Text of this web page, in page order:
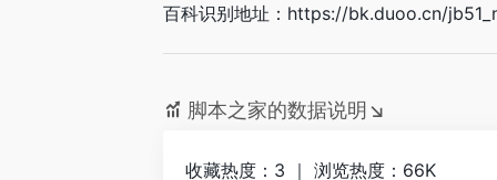
百科识别地址：https://bk.duoo.cn/
脚本之家的数据说明↘
收藏热度：3 ｜ 浏览热度：66K